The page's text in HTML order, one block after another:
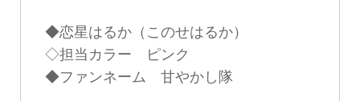
◆恋星はるか（このせはるか）
◇担当カラー ピンク
◆ファンネーム 甘やかし隊